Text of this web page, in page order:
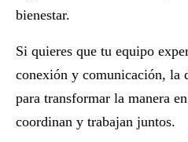
bienestar.
Si quieres que tu equipo
conexión y comunicación, la
para transformar la manera
coordinan y trabajan juntos.